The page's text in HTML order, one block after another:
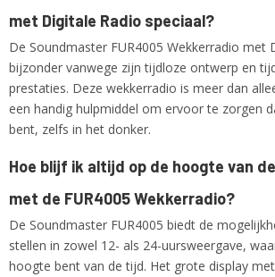
met Digitale Radio speciaal?
De Soundmaster FUR4005 Wekkerradio met
bijzonder vanwege zijn tijdloze ontwerp en
prestaties. Deze wekkerradio is meer dan
een handig hulpmiddel om ervoor te zorgen
bent, zelfs in het donker.
Hoe blijf ik altijd op de hoogte van
met de FUR4005 Wekkerradio?
De Soundmaster FUR4005 biedt de
stellen in zowel 12- als 24-uursweergave,
hoogte bent van de tijd. Het grote display